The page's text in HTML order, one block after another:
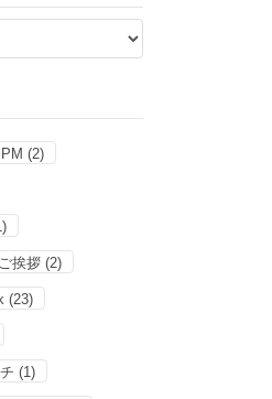
(2)
ご挨拶 (2)
(23)
(1)